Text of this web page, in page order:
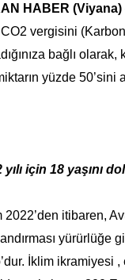
HABER (Viyana)
vergisini
bağlı
yüzde 50’sini
yılı için 18 yaşını
2022’den itibaren,
yürürlüğe
İklim ikramiyesi